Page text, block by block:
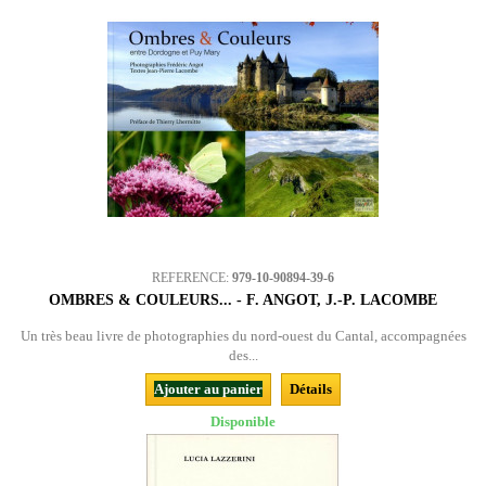
REFERENCE: 979-10-90894-39-6
OMBRES & COULEURS... - F. ANGOT, J.-P. LACOMBE
Un très beau livre de photographies du nord-ouest du Cantal, accompagnées
des...
Ajouter au panier
Détails
Disponible